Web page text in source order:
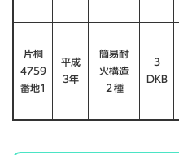
片桐
4759
番地1
平成
3年
簡易耐
火構造
２種
３
DKB